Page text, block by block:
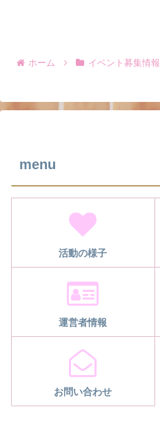
ホーム イベント募集情報
menu
活動の様子
運営者情報
お問い合わせ